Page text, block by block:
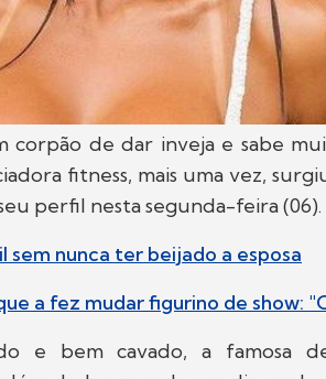
corpão de dar inveja e sabe
fitness, mais uma vez,
perfil nesta segunda-feira (06).
sem nunca ter beijado a esposa
a fez mudar figurino de show:
e bem cavado, a famosa